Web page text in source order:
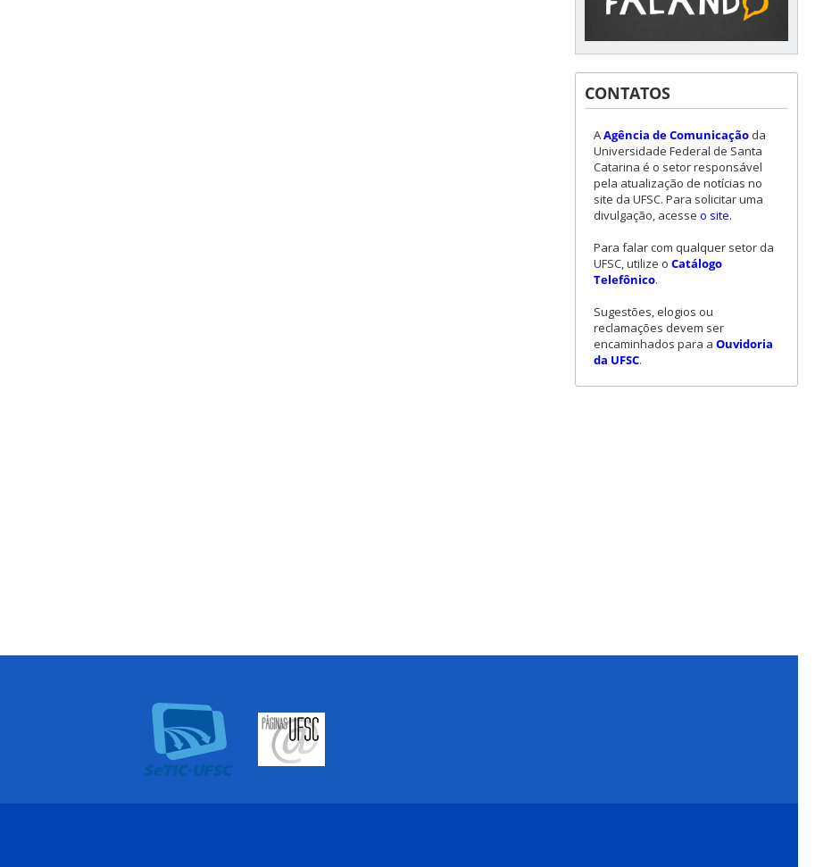
CONTATOS
AAgência de Comunicação da
Universidade Federal de Santa
Catarina é o setor responsável
pela atualização de notícias no
site da UFSC. Para solicitar uma
divulgação, acesse o site.
Para falar com qualquer setor da
UFSC, utilize o Catálogo
Telefônico.
Sugestões, elogios ou
reclamações devem ser
encaminhados para a Ouvidoria
da UFSC.